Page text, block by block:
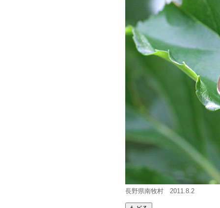
長野県南牧村 2011.8.2